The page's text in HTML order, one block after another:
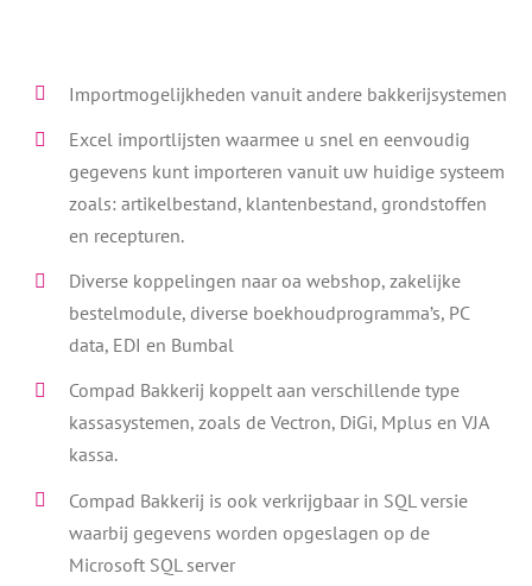
Importmogelijkheden vanuit andere bakkerijsystemen
Excel importlijsten waarmee u snel en eenvoudig
gegevens kunt importeren vanuit uw huidige systeem
zoals: artikelbestand, klantenbestand, grondstoffen
en recepturen.
Diverse koppelingen naar oa webshop, zakelijke
bestelmodule, diverse boekhoudprogramma’s, PC
data, EDI en Bumbal
Compad Bakkerij koppelt aan verschillende type
kassasystemen, zoals de Vectron, DiGi, Mplus en VJA
kassa.
Compad Bakkerij is ook verkrijgbaar in SQL versie
waarbij gegevens worden opgeslagen op de
Microsoft SQL server